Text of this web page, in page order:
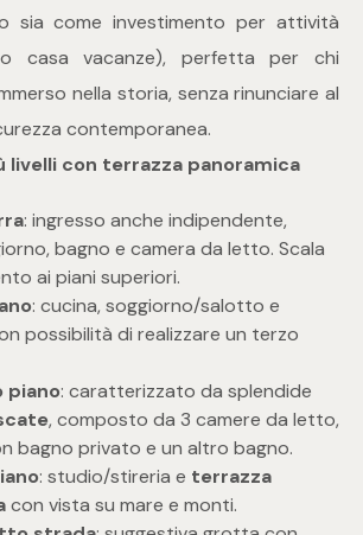
sia come investimento per attività
casa vacanze), perfetta per chi
nella storia, senza rinunciare al
contemporanea.
livelli con terrazza panoramica
: ingresso anche indipendente,
bagno e camera da letto. Scala
ai piani superiori.
: cucina, soggiorno/salotto e
possibilità di realizzare un terzo
piano: caratterizzato da splendide
, composto da 3 camere da letto,
bagno privato e un altro bagno.
: studio/stireria e terrazza
con vista su mare e monti.